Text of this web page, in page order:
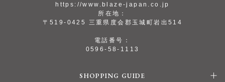
https://www.blaze-japan.co.jp
所在地：
〒519-0425 三重県度会郡玉城町岩出514
電話番号：
0596-58-1113
SHOPPING GUIDE